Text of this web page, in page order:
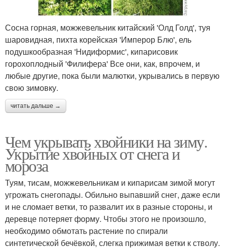
Сосна горная, можжевельник китайский 'Олд Голд', туя
шаровидная, пихта корейская 'Имперор Блю', ель
подушкообразная 'Нидиформис', кипарисовик
горохоплодный 'Филифера' Все они, как, впрочем, и
любые другие, пока были малютки, укрывались в первую
свою зимовку.
читать дальше →
Чем укрывать хвойники на зиму.
Укрытие хвойных от снега и
мороза
Туям, тисам, можжевельникам и кипарисам зимой могут
угрожать снегопады. Обильно выпавший снег, даже если
и не сломает ветки, то развалит их в разные стороны, и
деревце потеряет форму. Чтобы этого не произошло,
необходимо обмотать растение по спирали
синтетической бечёвкой, слегка прижимая ветки к стволу.